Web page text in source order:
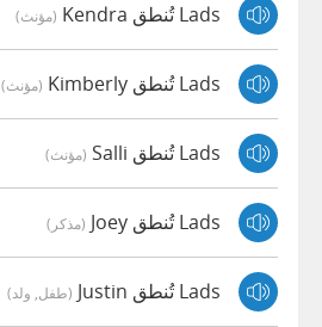
Lads تُنطق Kendra (مؤنث)
Lads تُنطق Kimberly (مؤنث)
Lads تُنطق Salli (مؤنث)
Lads تُنطق Joey (مذكر)
Lads تُنطق Justin (طفل, ولد)